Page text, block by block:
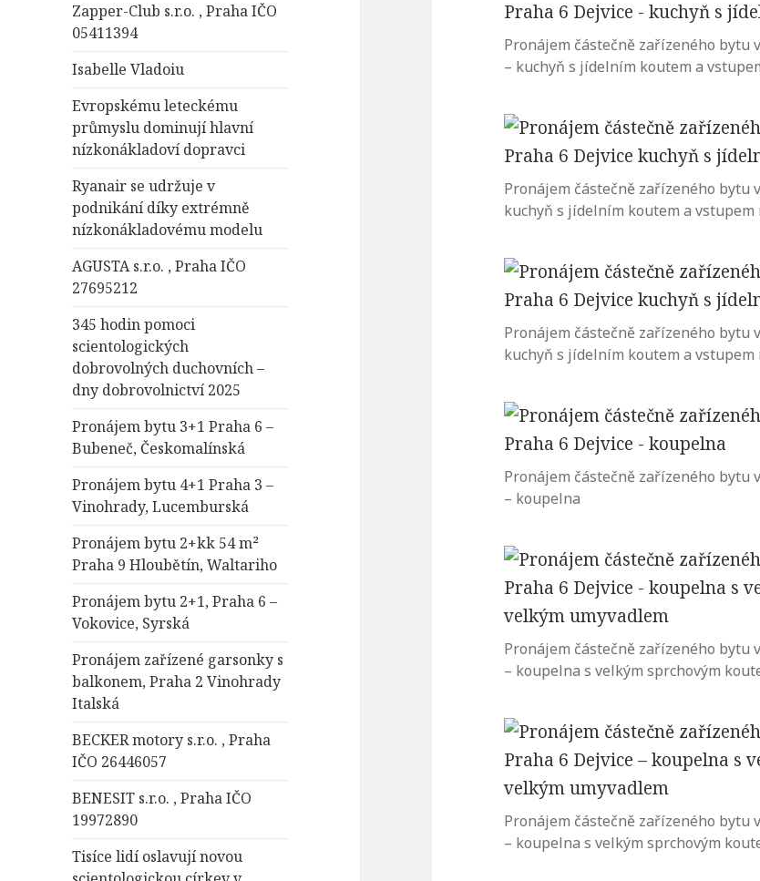
Zapper-Club s.r.o. , Praha IČO
05411394
Isabelle Vladoiu
Evropskému leteckému
průmyslu dominují hlavní
nízkonákladoví dopravci
Ryanair se udržuje v
podnikání díky extrémně
nízkonákladovému modelu
AGUSTA s.r.o. , Praha IČO
27695212
345 hodin pomoci
scientologických
dobrovolných duchovních –
dny dobrovolnictví 2025
Pronájem bytu 3+1 Praha 6 –
Bubeneč, Českomalínská
Pronájem bytu 4+1 Praha 3 –
Vinohrady, Lucemburská
Pronájem bytu 2+kk 54 m²
Praha 9 Hloubětín, Waltariho
Pronájem bytu 2+1, Praha 6 –
Vokovice, Syrská
Pronájem zařízené garsonky s
balkonem, Praha 2 Vinohrady
Italská
BECKER motory s.r.o. , Praha
IČO 26446057
BENESIT s.r.o. , Praha IČO
19972890
Tisíce lidí oslavují novou
Pronájem částečně zařízeného bytu
– kuchyň s jídelním koutem a
Pronájem částečně zařízeného bytu
kuchyň s jídelním koutem a vstupem
Pronájem částečně zařízeného bytu
kuchyň s jídelním koutem a vstupem
Pronájem částečně zařízeného bytu
– koupelna
Pronájem částečně zařízeného bytu
– koupelna s velkým sprchovým
Pronájem částečně zařízeného bytu
– koupelna s velkým sprchovým